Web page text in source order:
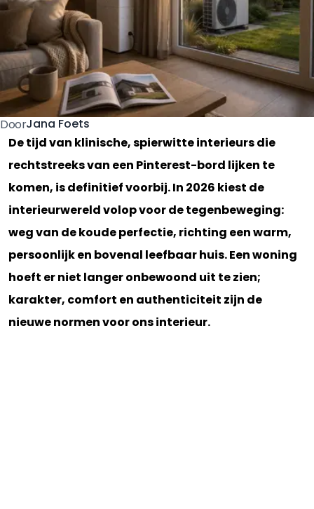
DoorJana Foets
De tijd van klinische, spierwitte interieurs die
rechtstreeks van een Pinterest-bord lijken te
komen, is definitief voorbij. In 2026 kiest de
interieurwereld volop voor de tegenbeweging:
weg van de koude perfectie, richting een warm,
persoonlijk en bovenal leefbaar huis. Een woning
hoeft er niet langer onbewoond uit te zien;
karakter, comfort en authenticiteit zijn de
nieuwe normen voor ons interieur.